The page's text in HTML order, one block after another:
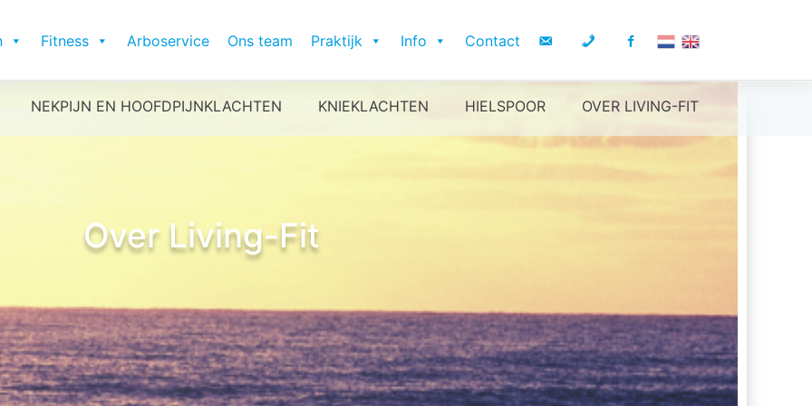
Fitness Arboservice Ons team Praktijk Info Contact
NEKPIJN EN HOOFDPIJNKLACHTEN KNIEKLACHTEN HIELSPOOR OVER LIVING-FIT
Over Living-Fit